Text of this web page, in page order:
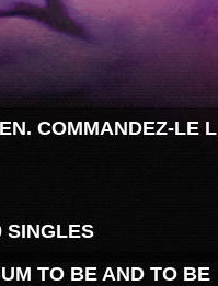
. COMMANDEZ-LE
SINGLES
TO BE AND TO BE